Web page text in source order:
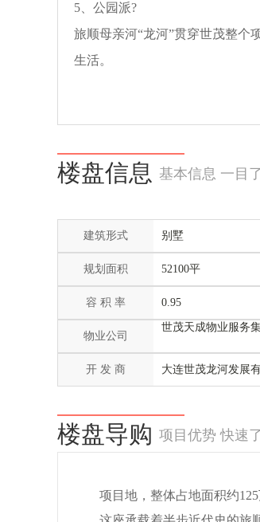
5、公园派?
旅顺母亲河“龙河”贯穿世茂整个
生活。
楼盘信息 基本信息 一目
建筑形式 别墅
规划面积 52100平
容 积 率 0.95
物业公司
世茂天成物业服务
开 发 商 大连世茂龙河发展
楼盘导购 项目优势 快速
项目地， 整体占地面积约